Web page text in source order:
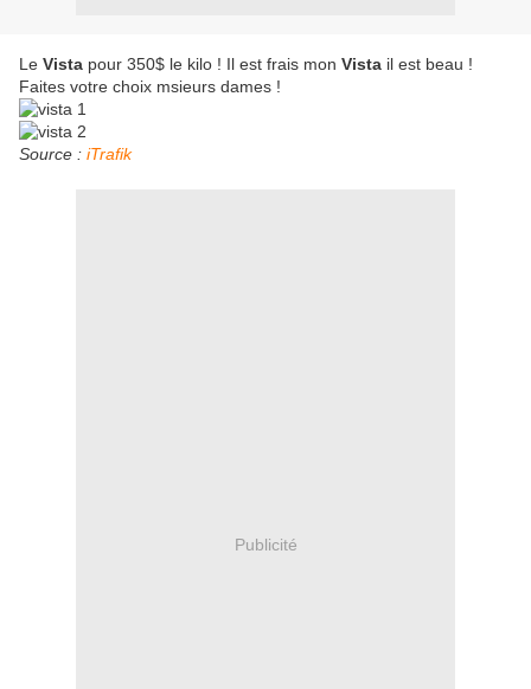
Le Vista pour 350$ le kilo ! Il est frais mon Vista il est beau !
Faites votre choix msieurs dames !
Source : iTrafik
Publicité